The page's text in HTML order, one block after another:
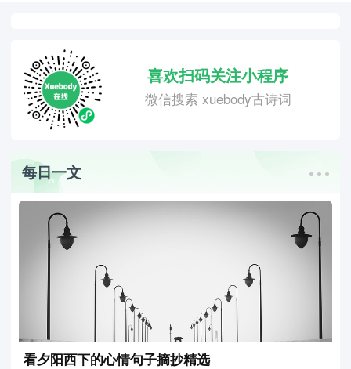
喜欢扫码关注小程序
微信搜索 xuebody古诗词
每日一文
看夕阳西下的心情句子摘抄精选